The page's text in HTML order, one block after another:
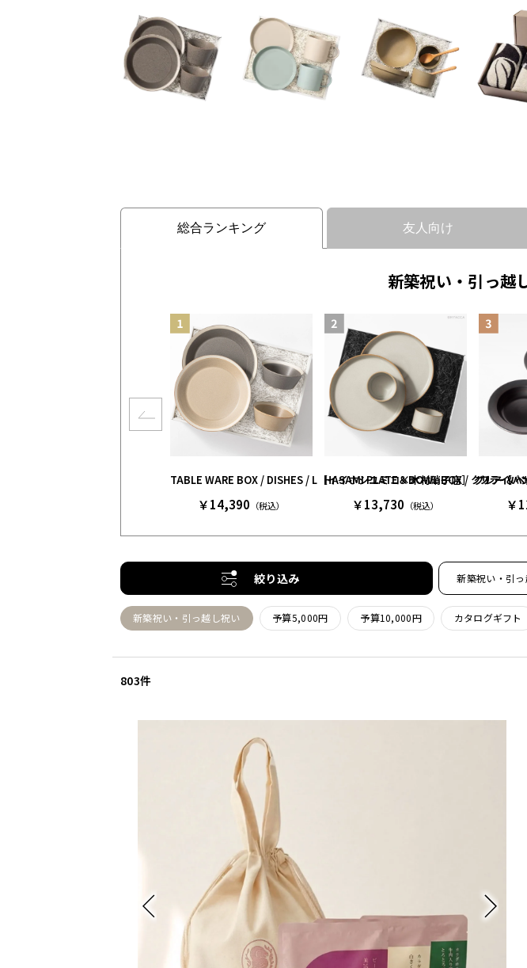
総合ランキング 友人向け
新築祝い・引っ越
TABLE WARE BOX / DISHES / L［イイホシユミコ×木村硝子店］ グレー＆
￥14,390 （税込）
HASAMI PLATE＆BOWL BOX / クリア［
￥13,730 （税込）
フライパ
￥
絞り込み 新築祝い・引
新築祝い・引っ越し祝い 予算5,000円 予算10,000円 カタログギフト
803件